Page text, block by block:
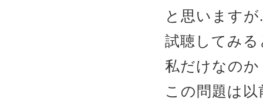
と思いますが
試聴してみ
私だけなのか
この問題は